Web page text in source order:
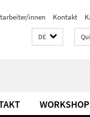
innen Kontakt
DE